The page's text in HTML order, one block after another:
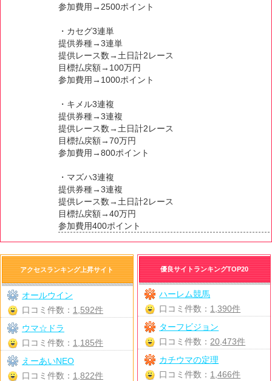
参加費用→2500ポイント
・カセグ3連単
提供券種→3連単
提供レース数→土日計2レース
目標払戻額→100万円
参加費用→1000ポイント
・キメル3連複
提供券種→3連複
提供レース数→土日計2レース
目標払戻額→70万円
参加費用→800ポイント
・マズハ3連複
提供券種→3連複
提供レース数→土日計2レース
目標払戻額→40万円
参加費用400ポイント
優良サイトランキングTOP20
ハーレム競馬
口コミ件数： 1,390件
ターフビジョン
口コミ件数： 20,473件
カチウマの定理
口コミ件数： 1,466件
アクセスランキング上昇サイト
オールウイン
口コミ件数： 1,592件
ウマ☆ドラ
口コミ件数： 1,185件
えーあいNEO
口コミ件数： 1,822件